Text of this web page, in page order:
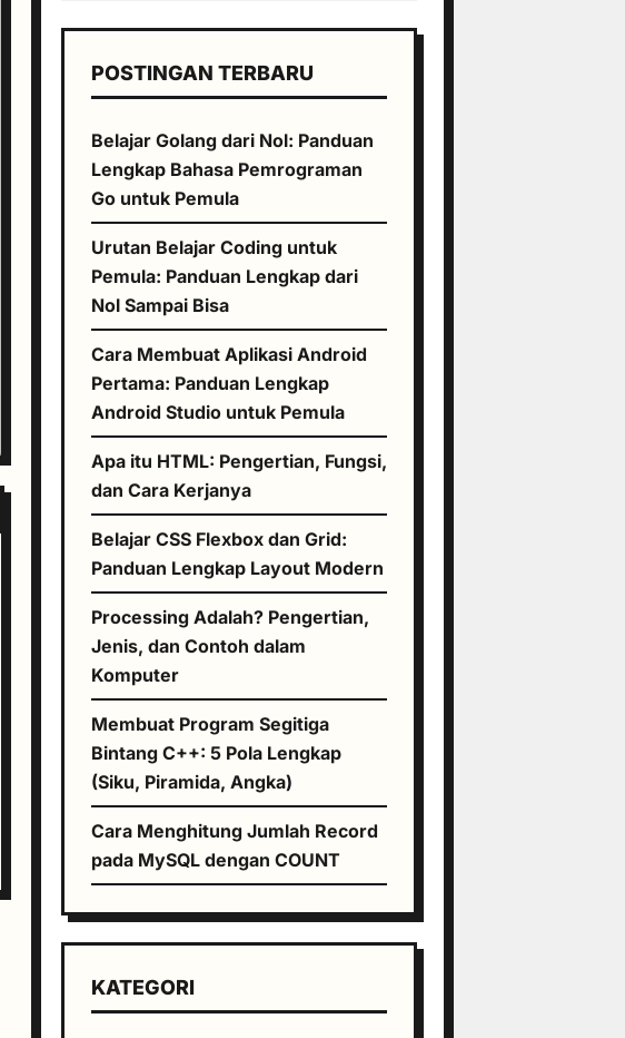
POSTINGAN TERBARU
Belajar Golang dari Nol: Panduan
Lengkap Bahasa Pemrograman
Go untuk Pemula
Urutan Belajar Coding untuk
Pemula: Panduan Lengkap dari
Nol Sampai Bisa
Cara Membuat Aplikasi Android
Pertama: Panduan Lengkap
Android Studio untuk Pemula
Apa itu HTML: Pengertian, Fungsi,
dan Cara Kerjanya
Belajar CSS Flexbox dan Grid:
Panduan Lengkap Layout Modern
Processing Adalah? Pengertian,
Jenis, dan Contoh dalam
Komputer
Membuat Program Segitiga
Bintang C++: 5 Pola Lengkap
(Siku, Piramida, Angka)
Cara Menghitung Jumlah Record
pada MySQL dengan COUNT
KATEGORI